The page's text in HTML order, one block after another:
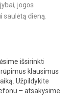
jogos
dieną.
išsirinkti
klausimus
Užpildykite
– atsakysime